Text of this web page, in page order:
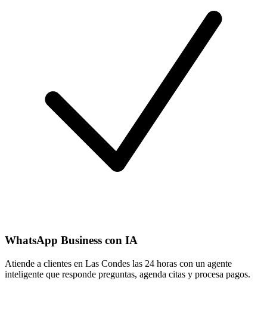
WhatsApp Business con IA
Atiende a clientes en Las Condes las 24 horas con un agente
inteligente que responde preguntas, agenda citas y procesa pagos.